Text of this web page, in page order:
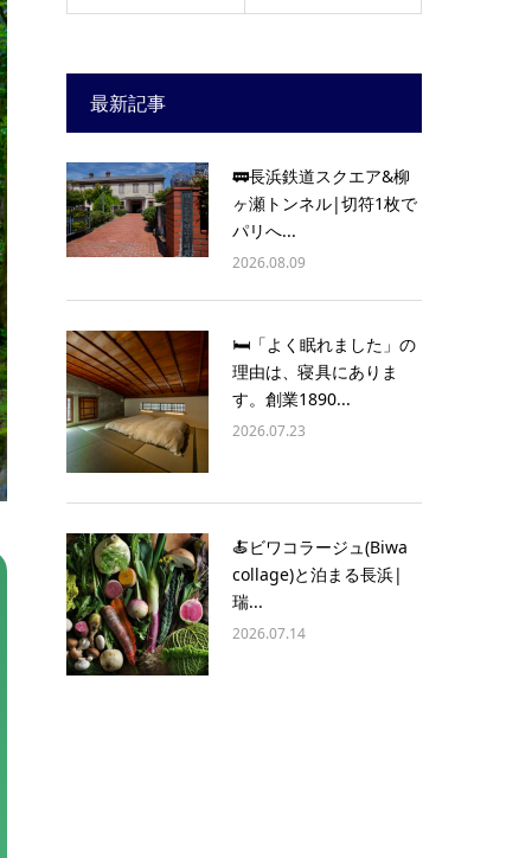
最新記事
🚃長浜鉄道スクエア&柳
ヶ瀬トンネル|切符1枚で
パリへ...
2026.08.09
🛏️「よく眠れました」の
理由は、寝具にありま
す。創業1890...
2026.07.23
🍝ビワコラージュ(Biwa
collage)と泊まる長浜|
瑞...
2026.07.14